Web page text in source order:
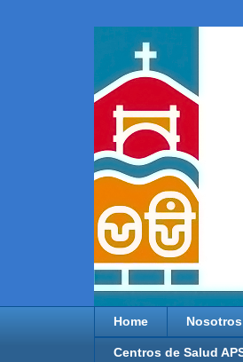
Home Nosotros
Centros de Salud